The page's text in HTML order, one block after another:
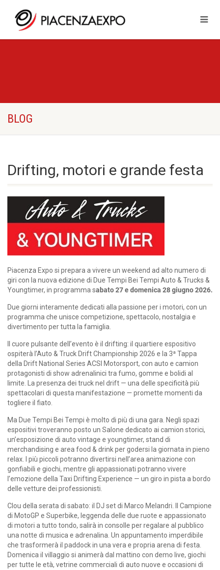
BLOG
Drifting, motori e grande festa
Piacenza Expo si prepara a vivere un weekend ad alto numero di
giri con la nuova edizione di Due Tempi Bei Tempi Auto & Trucks &
Youngtimer, in programma sabato 27 e domenica 28 giugno 2026.
Due giorni interamente dedicati alla passione per i motori, con un
programma che unisce competizione, spettacolo, nostalgia e
divertimento per tutta la famiglia.
Il cuore pulsante dell’evento è il drifting: il quartiere espositivo
ospiterà l’Auto & Truck Drift Championship 2026 e la 3ª Tappa
della Drift National Series ACSI Motorsport, con auto e camion
protagonisti di show adrenalinici tra fumo, gomme e bolidi al
limite. La presenza dei truck nel drift — una delle specificità più
spettacolari di questa manifestazione — promette momenti da
togliere il fiato.
Ma Due Tempi Bei Tempi è molto di più di una gara. Negli spazi
espositivi troveranno posto un Salone dedicato ai camion storici,
un’esposizione di auto vintage e youngtimer, stand di
merchandising e area food & drink per godersi la giornata in pieno
relax. I più piccoli potranno divertirsi nell’area animazione con
gonfiabili e giochi, mentre gli appassionati potranno vivere
l’emozione della Taxi Drifting Experience — un giro in pista a bordo
delle vetture dei professionisti.
Clou della serata di sabato: il DJ set di Marco Melandri. Il Campione
di MotoGP e Superbike, leggenda delle due ruote e appassionato
di motori a tutto tondo, salirà in consolle per regalare al pubblico
una notte di musica e adrenalina. Un appuntamento imperdibile
che trasformerà il paddock in una vera e propria arena di festa.
Domenica il villaggio si animerà dal mattino con demo live, giochi
per tutte le età, vetrine commerciali di auto nuove e occasioni di